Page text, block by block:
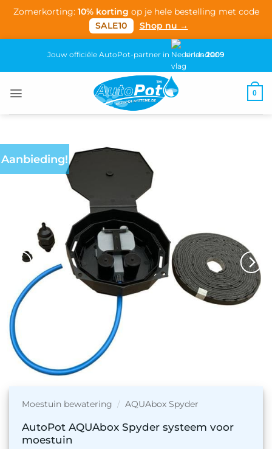
Zomerkorting: 10% korting op je hele bestelling met code
SALE10
Shop nu →
inhoud
Jouw officiële AutoPot-partner in sinds2009
0
Aanbieding!
Moestuin bewatering / AQUAbox Spyder
AutoPot AQUAbox Spyder systeem voor
moestuin